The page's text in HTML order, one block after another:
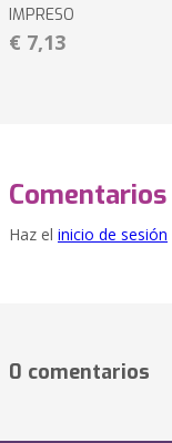
IMPRESO
€ 7,13
Comentarios
Haz el inicio de sesión
0 comentarios